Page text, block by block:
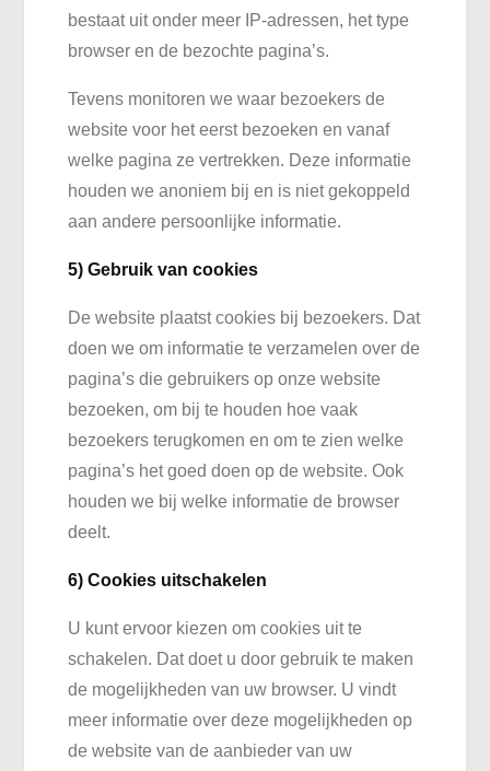
bestaat uit onder meer IP-adressen, het type
browser en de bezochte pagina’s.
Tevens monitoren we waar bezoekers de
website voor het eerst bezoeken en vanaf
welke pagina ze vertrekken. Deze informatie
houden we anoniem bij en is niet gekoppeld
aan andere persoonlijke informatie.
5) Gebruik van cookies
De website plaatst cookies bij bezoekers. Dat
doen we om informatie te verzamelen over de
pagina’s die gebruikers op onze website
bezoeken, om bij te houden hoe vaak
bezoekers terugkomen en om te zien welke
pagina’s het goed doen op de website. Ook
houden we bij welke informatie de browser
deelt.
6) Cookies uitschakelen
U kunt ervoor kiezen om cookies uit te
schakelen. Dat doet u door gebruik te maken
de mogelijkheden van uw browser. U vindt
meer informatie over deze mogelijkheden op
de website van de aanbieder van uw